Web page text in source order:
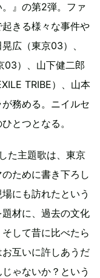
』の第2弾。ファ
きる様々な事件や
広（東京03）、
03）、山下健二郎
TRIBE）、山本
務める。ニイルセ
とつとなる。
た主題歌は、東京
ために書き下ろし
にも訪れたという
材に、過去の文化
して昔に比べたら
互いに許しあうだ
ゃないか？という